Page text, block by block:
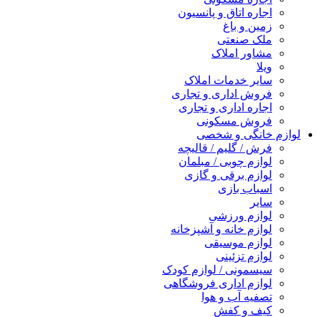
اجاره اتاق و پانسیون
زمین و باغ
ملک صنعتی
مشاور املاک
ویلا
سایر خدمات املاک
فروش اداری و تجاری
اجاره اداری و تجاری
فروش مسکونی
لوازم خانگی و شخصی
فرش / گلیم / قالیچه
لوازم چوبی / مبلمان
لوازم برقی و گازی
اسباب بازی
سایر
لوازم ورزشی
لوازم خانه و آشپزخانه
لوازم موسیقی
لوازم تزئینی
سیسمونی / لوازم کودک
لوازم اداری فروشگاهی
تصفیه آب و هوا
کیف و کفش